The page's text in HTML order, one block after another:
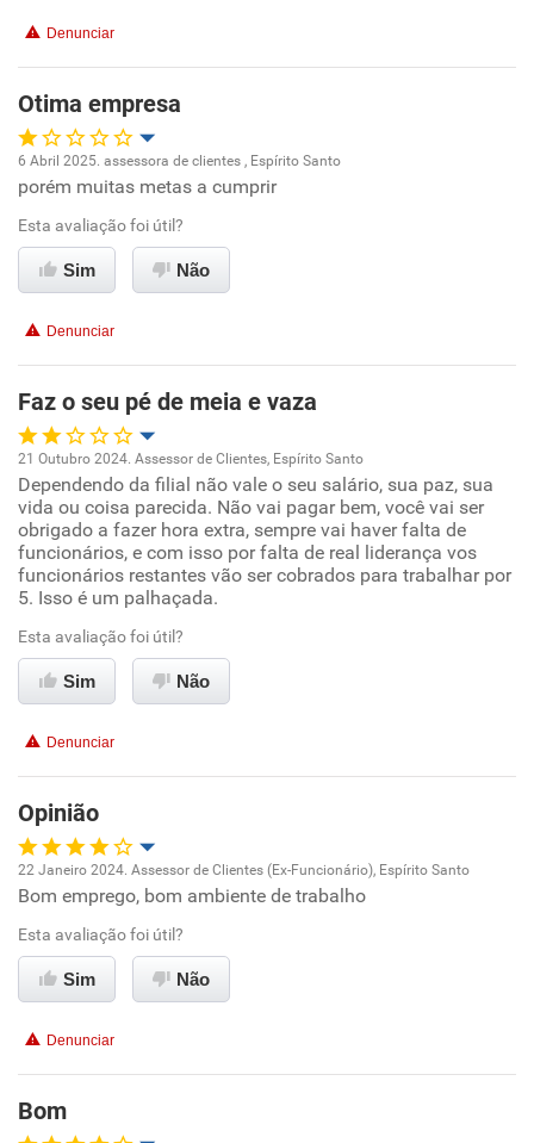
Recomenda esta empresa
Não recomenda a diretoria
Denunciar
Otima empresa
Oportunidade de promoção
Ambiente de trabalho
Benefícios
Recomenda esta empresa
6 Abril 2025. assessora de clientes , Espírito Santo
porém muitas metas a cumprir
Esta avaliação foi útil?
Sim Não
Denunciar
Faz o seu pé de meia e vaza
Oportunidade de promoção
Ambiente de trabalho
Conciliação com a vida familiar
Benefícios
21 Outubro 2024. Assessor de Clientes, Espírito Santo
Dependendo da filial não vale o seu salário, sua paz, sua
vida ou coisa parecida. Não vai pagar bem, você vai ser
obrigado a fazer hora extra, sempre vai haver falta de
funcionários, e com isso por falta de real liderança vos
funcionários restantes vão ser cobrados para trabalhar por
5. Isso é um palhaçada.
Esta avaliação foi útil?
Sim Não
Denunciar
Opinião
Oportunidade de promoção
Ambiente de trabalho
Benefícios
Recomenda esta empresa
22 Janeiro 2024. Assessor de Clientes (Ex-Funcionário), Espírito Santo
Bom emprego, bom ambiente de trabalho
Esta avaliação foi útil?
Sim Não
Denunciar
Bom